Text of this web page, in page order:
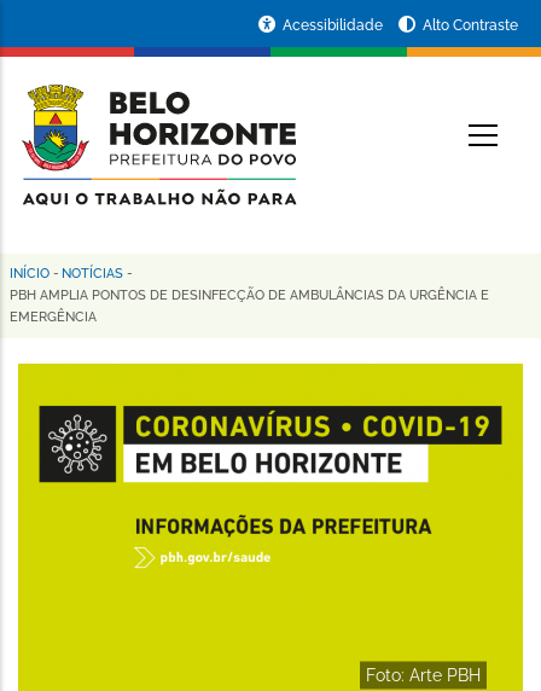
conteúdo
principal
da
Prefeitura
de
Horizonte
Acessibilidade Alto Contraste
Trilha
de
navegação
INÍCIO - NOTÍCIAS -
PBH AMPLIA PONTOS DE DESINFECÇÃO DE AMBULÂNCIAS DA URGÊNCIA E
EMERGÊNCIA
Foto: Arte PBH